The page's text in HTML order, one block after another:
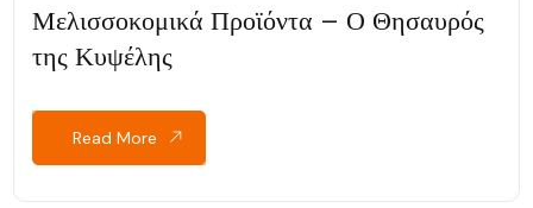
Μελισσοκομικά Προϊόντα – Ο Θησαυρός
της Κυψέλης
Read More